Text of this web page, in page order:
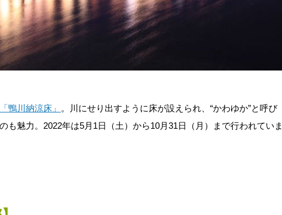
「鴨川納涼床」
。川にせり出すように床が設えられ、“かわゆか”と呼び
も魅力。2022年は5月1日（土）から10月31日（月）まで行われていま